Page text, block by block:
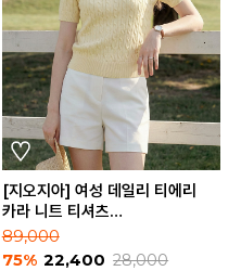
[지오지아] 여성 데일리 티에리
카라 니트 티셔츠
(AFE2ET2102)
89,000
75% 22,400 28,000